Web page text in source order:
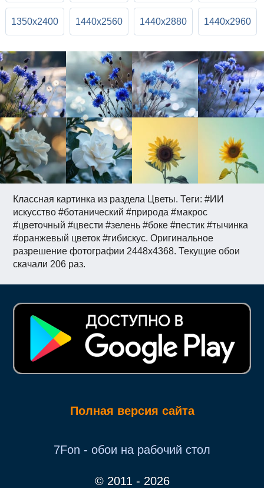
Классная картинка из раздела Цветы. Теги: #ИИ
искусство #ботанический #природа #макрос
#цветочный #цвести #зелень #боке #пестик #тычинка
#оранжевый цветок #гибискус. Оригинальное
разрешение фотографии 2448x4368. Текущие обои
скачали 206 раз.
1350x2400 1440x2560 1440x2880 1440x2960
Полная версия сайта
7Fon - обои на рабочий стол
© 2011 - 2026